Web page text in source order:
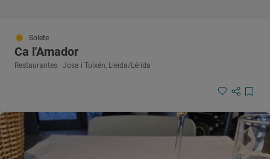
Solete
Ca l'Amador
Restaurantes · Josa i Tuixén, Lleida/Lérida